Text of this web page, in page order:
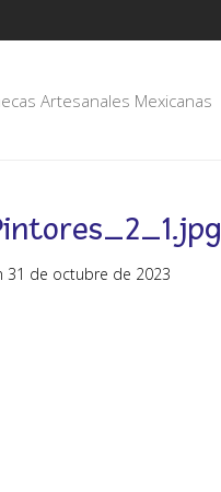
Artesanales Mexicanas
31 de octubre de 2023